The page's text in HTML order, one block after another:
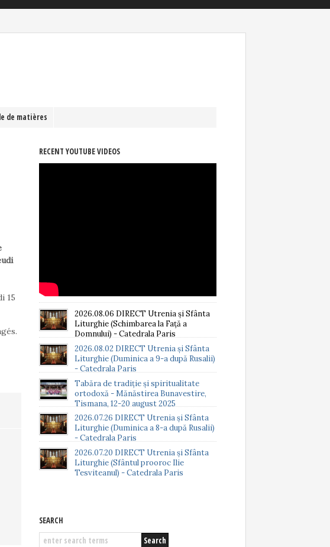
de matières
15
RECENT YOUTUBE VIDEOS
2026.08.06 DIRECT Utrenia și Sfânta
Liturghie (Schimbarea la Față a
Domnului) - Catedrala Paris
2026.08.02 DIRECT Utrenia și Sfânta
Liturghie (Duminica a 9-a după Rusalii)
- Catedrala Paris
Tabăra de tradiție și spiritualitate
ortodoxă - Mănăstirea Bunavestire,
Tismana, 12-20 august 2025
2026.07.26 DIRECT Utrenia și Sfânta
Liturghie (Duminica a 8-a după Rusalii)
- Catedrala Paris
2026.07.20 DIRECT Utrenia și Sfânta
Liturghie (Sfântul prooroc Ilie
Tesviteanul) - Catedrala Paris
SEARCH